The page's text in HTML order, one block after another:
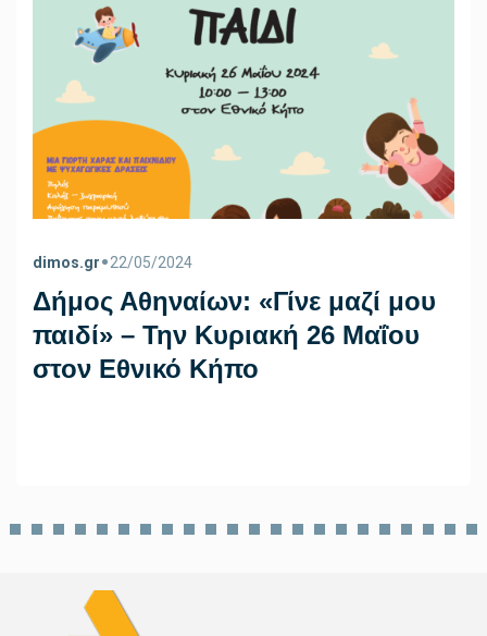
dimos.gr•22/05/2024
Δήμος Αθηναίων: «Γίνε μαζί μου
παιδί» – Την Κυριακή 26 Μαΐου
στον Εθνικό Κήπο